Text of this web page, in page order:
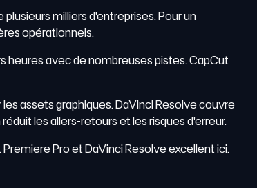
milliers d'entreprises. Pour un
opérationnels.
heures avec de nombreuses pistes. CapCut
assets graphiques. DaVinci Resolve couvre
les allers-retours et les risques d'erreur.
Pro et DaVinci Resolve excellent ici.